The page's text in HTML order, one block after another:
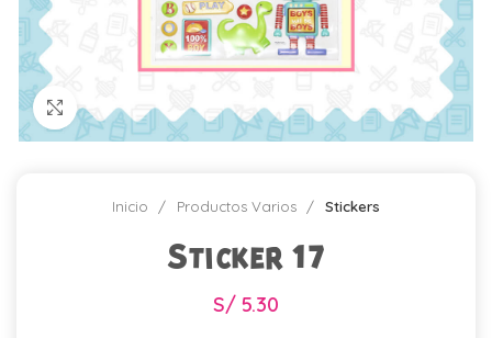
Click para agrandar
Inicio Productos Varios Stickers
Sticker 17
S/ 5.30